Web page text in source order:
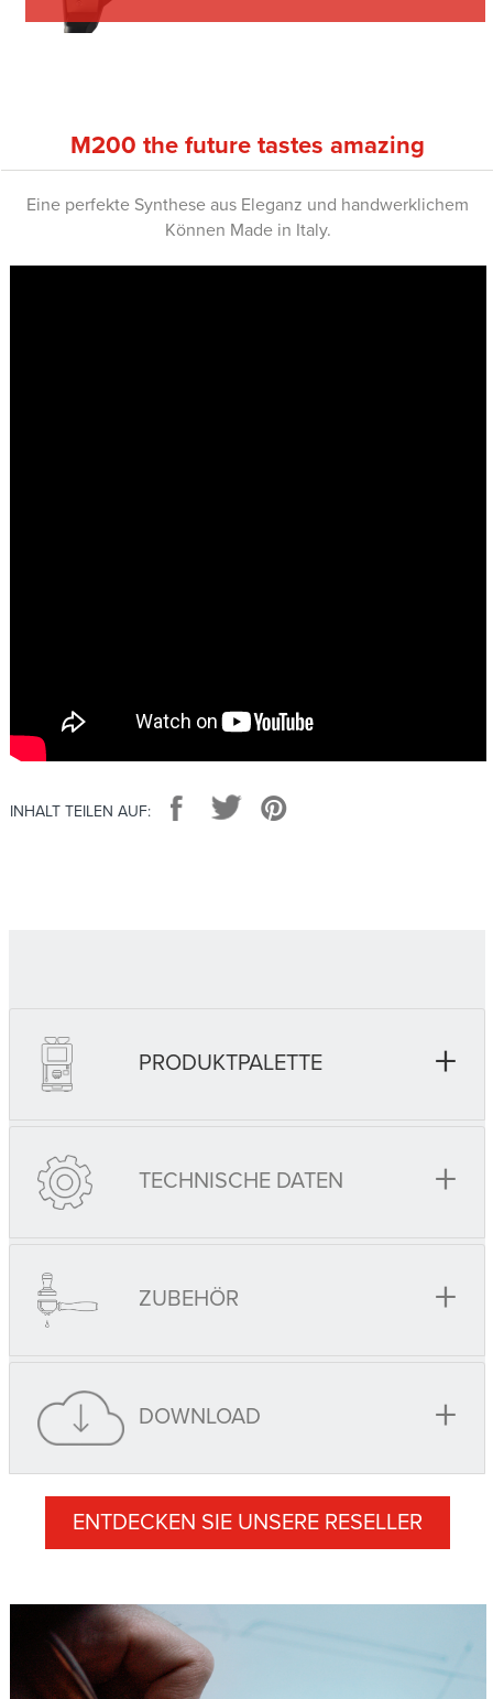
M200 the future tastes amazing
Eine perfekte Synthese aus Eleganz und handwerklichem
Können Made in Italy.
INHALT TEILEN AUF:
FacebookTwitter
PRODUKTPALETTE +
TECHNISCHE DATEN +
ZUBEHÖR +
DOWNLOAD +
ENTDECKEN SIE UNSERE RESELLER